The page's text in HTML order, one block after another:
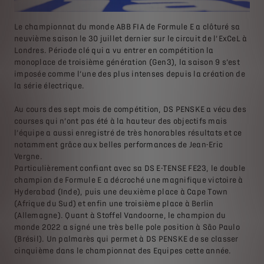
Le championnat du monde ABB FIA de Formule E a clôturé sa
neuvième saison le 30 juillet dernier sur le circuit de l’ExCeL à
Londres. Période clé qui a vu entrer en compétition la
monoplace de troisième génération (Gen3), la saison 9 s’est
imposée comme l’une des plus intenses depuis la création de
la série électrique.
Au cours des sept mois de compétition, DS PENSKE a vécu des
courses qui n’ont pas été à la hauteur des objectifs mais
l’équipe a aussi enregistré de très honorables résultats et ce
notamment grâce aux belles performances de Jean-Eric
Vergne.
Particulièrement confiant avec sa DS E-TENSE FE23, le double
champion de Formule E a décroché une magnifique victoire à
Hyderabad (Inde), puis une deuxième place à Cape Town
(Afrique du Sud) et enfin une troisième place à Berlin
(Allemagne). Quant à Stoffel Vandoorne, le champion du
monde 2022 a signé une très belle pole position à São Paulo
(Brésil). Un palmarès qui permet à DS PENSKE de se classer
cinquième dans le championnat des Equipes cette année.